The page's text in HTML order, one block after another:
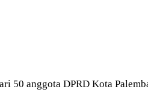
50 anggota DPRD Kota